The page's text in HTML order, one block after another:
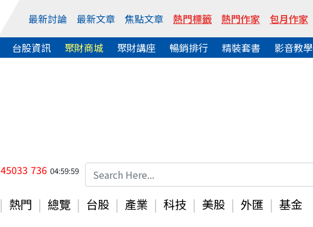
最新討論 最新文章 焦點文章 熱門標籤 熱門作家 包月作家
台股資訊
聚財商城 聚財講座 暢銷排行 精裝套書 影音教學
45033 736 04:59:59
熱門 總覽 台股 產業 科技 美股 外匯 基金